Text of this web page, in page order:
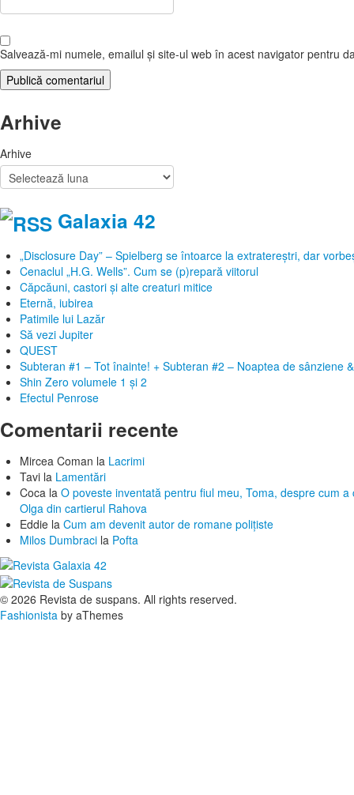
Salvează-mi numele, emailul și site-ul web în acest navigator pentru
Arhive
Arhive
Galaxia 42
„Disclosure Day” – Spielberg se întoarce la extratereștri, dar
Cenaclul „H.G. Wells”. Cum se (p)repară viitorul
Căpcăuni, castori și alte creaturi mitice
Eternă, iubirea
Patimile lui Lazăr
Să vezi Jupiter
QUEST
Subteran #1 – Tot înainte! + Subteran #2 – Noaptea de sânziene
Shin Zero volumele 1 și 2
Efectul Penrose
Comentarii recente
Mircea Coman la Lacrimi
Tavi la Lamentări
Coca la O poveste inventată pentru fiul meu, Toma, despre cum
Olga din cartierul Rahova
Eddie la Cum am devenit autor de romane polițiste
Milos Dumbraci la Pofta
© 2026 Revista de suspans. All rights reserved.
Fashionista by aThemes